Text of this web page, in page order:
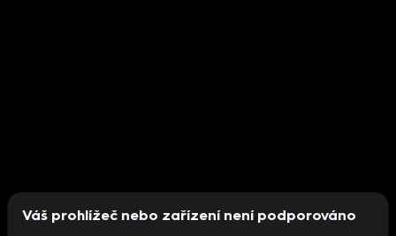
Váš prohlížeč nebo zařízení není podporováno